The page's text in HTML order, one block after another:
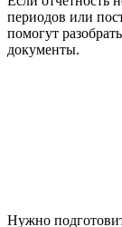
периодов или
помогут
документы.
Нужно